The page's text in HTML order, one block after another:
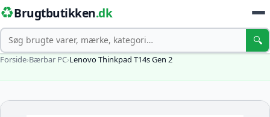
♻️Brugtbutikken.dk
Søg 🔍
Forside›Bærbar PC›Lenovo Thinkpad T14s Gen 2